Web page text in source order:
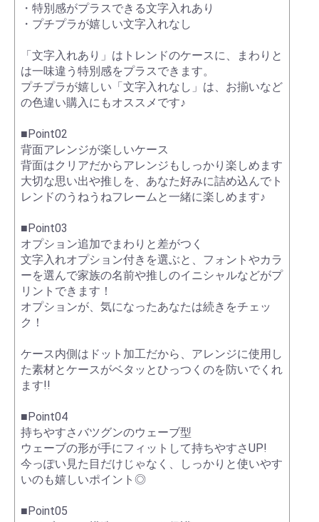
・特別感がプラスできる文字入れあり
・プチプラが嬉しい文字入れなし
「文字入れあり」はトレンドのケースに、まわりと
は一味違う特別感をプラスできます。
プチプラが嬉しい「文字入れなし」は、お揃いなど
の色違い購入にもオススメです♪
■Point02
背面アレンジが楽しいケース
背面はクリアだからアレンジもしっかり楽しめます
大切な思い出や推しを、あなた好みに詰め込んでト
レンドのうねうねフレームと一緒に楽しめます♪
■Point03
オプション追加でまわりと差がつく
文字入れオプション付きを選ぶと、フォントやカラ
ーを選んで家族の名前や推しのイニシャルなどがプ
リントできます！
オプションが、気になったあなたは続きをチェッ
ク！
ケース内側はドット加工だから、アレンジに使用し
た素材とケースがベタッとひっつくのを防いでくれ
ます!!
■Point04
持ちやすさバツグンのウェーブ型
ウェーブの形が手にフィットして持ちやすさUP!
今っぽい見た目だけじゃなく、しっかりと使いやす
いのも嬉しいポイント◎
■Point05